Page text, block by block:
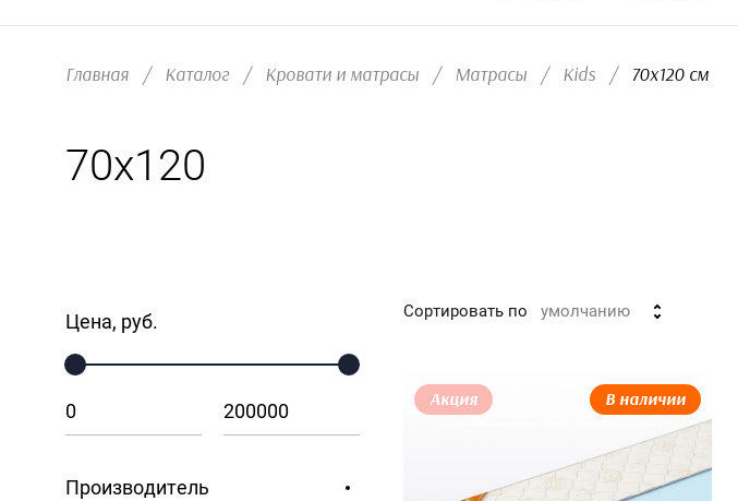
Главная / Каталог / Кровати и матрасы / Матрасы / Kids /
  70x120 см
70x120
Цена, руб.
Производитель
Сортировать по умолчанию
Акция В наличии